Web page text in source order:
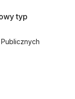
typ